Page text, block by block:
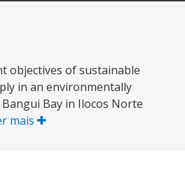
objectives of sustainable
in an environmentally
Bay in Ilocos Norte
mais